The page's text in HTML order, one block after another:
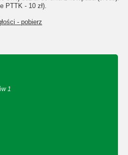
PTTK - 10 zł).
- pobierz
1